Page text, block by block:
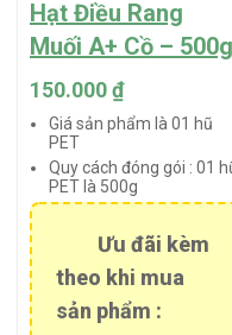
Hạt Điều Rang
Muối A+ Cồ – 500g
150.000₫
Giá sản phẩm là 01 hũ
PET
Quy cách đóng gói : 01
PET là 500g
Ưu đãi kèm
theo khi mua
sản phẩm :